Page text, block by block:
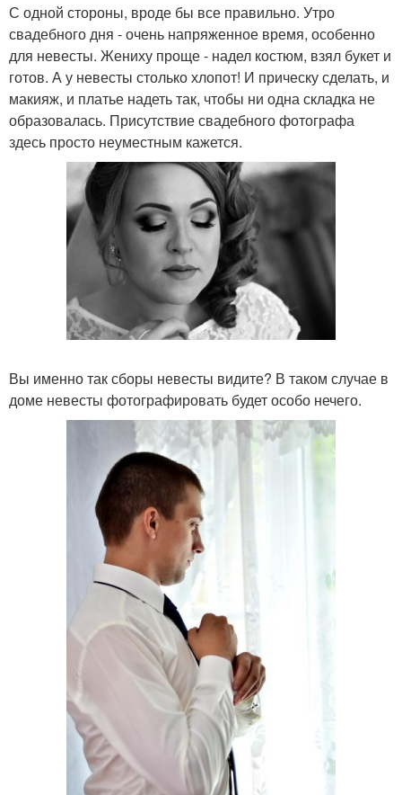
С одной стороны, вроде бы все правильно. Утро
свадебного дня - очень напряженное время, особенно
для невесты. Жениху проще - надел костюм, взял букет и
готов. А у невесты столько хлопот! И прическу сделать, и
макияж, и платье надеть так, чтобы ни одна складка не
образовалась. Присутствие свадебного фотографа
здесь просто неуместным кажется.
Вы именно так сборы невесты видите? В таком случае в
доме невесты фотографировать будет особо нечего.